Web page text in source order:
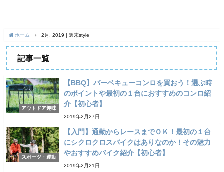
ホーム 2月, 2019 | 週末style
記事一覧
アウトドア趣味
【BBQ】バーベキューコンロを買おう！選ぶ時
のポイントや最初の１台におすすめのコンロ紹
介【初心者】
2019年2月27日
スポーツ・運動
【入門】通勤からレースまでＯＫ！最初の１台
にシクロクロスバイクはありなのか！その魅力
やおすすめバイク紹介【初心者】
2019年2月21日